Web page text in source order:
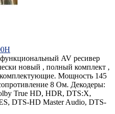
AV ресивер
новый , полный комплект ,
Мощность 145
8 Ом. Декодеры:
True HD, HDR, DTS:X,
DTS-HD Master Audio, DTS-